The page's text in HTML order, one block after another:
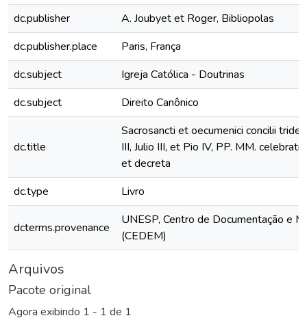
dc.publisher
A. Joubyet et Roger, Bibliopolas
dc.publisher.place
Paris, França
dc.subject
Igreja Católica - Doutrinas
dc.subject
Direito Canônico
dc.title
Sacrosancti et oecumenici concilii
III, Julio III, et Pio IV, PP. MM. celebrati
et decreta
dc.type
Livro
dcterms.provenance
UNESP, Centro de Documentação e
(CEDEM)
Arquivos
Pacote original
Agora exibindo 1 - 1 de 1